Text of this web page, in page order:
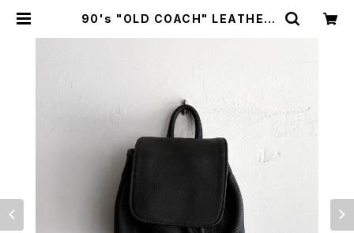
90's "OLD COACH" LEATHER